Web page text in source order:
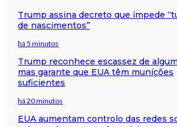
Trump assina decreto que impede
de nascimentos”
há 5 minutos
Trump reconhece escassez de
mas garante que EUA têm munições
suficientes
há 20 minutos
EUA aumentam controlo das redes